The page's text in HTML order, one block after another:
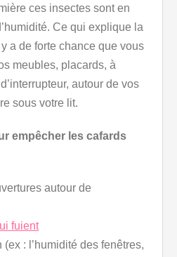
ces insectes sont en
Ce qui explique la
a de forte chance que vous
meubles, placards, à
autour de vos
sous votre lit.
empêcher les cafards
autour de
fuient
: l’humidité des fenêtres,